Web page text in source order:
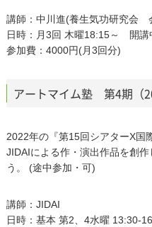
講師：中川進(養生気功研究会
日時：月3回 木曜18:15～ 開講
参加費：4000円(月3回分)
アートマイム塾 第4期（
2022年の『第15回シアターΧ国
JIDAIによる作・演出作品を創
う。 (途中参加・可)
講師：JIDAI
日時：基本 第2、4水曜 13:30-